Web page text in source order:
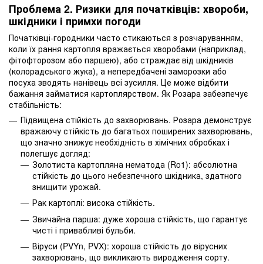
Проблема 2. Ризики для початківців: хвороби,
шкідники і примхи погоди
Початківці-городники часто стикаються з розчаруванням,
коли їх рання картопля вражається хворобами (наприклад,
фітофторозом або паршею), або страждає від шкідників
(колорадського жука), а непередбачені заморозки або
посуха зводять нанівець всі зусилля. Це може відбити
бажання займатися картоплярством. Як Розара забезпечує
стабільність:
Підвищена стійкість до захворювань. Розара демонструє
вражаючу стійкість до багатьох поширених захворювань,
що значно знижує необхідність в хімічних обробках і
полегшує догляд:
Золотиста картопляна нематода (Ro1): абсолютна
стійкість до цього небезпечного шкідника, здатного
знищити урожай.
Рак картоплі: висока стійкість.
Звичайна парша: дуже хороша стійкість, що гарантує
чисті і привабливі бульби.
Віруси (PVYn, PVX): хороша стійкість до вірусних
захворювань, що викликають виродження сорту.